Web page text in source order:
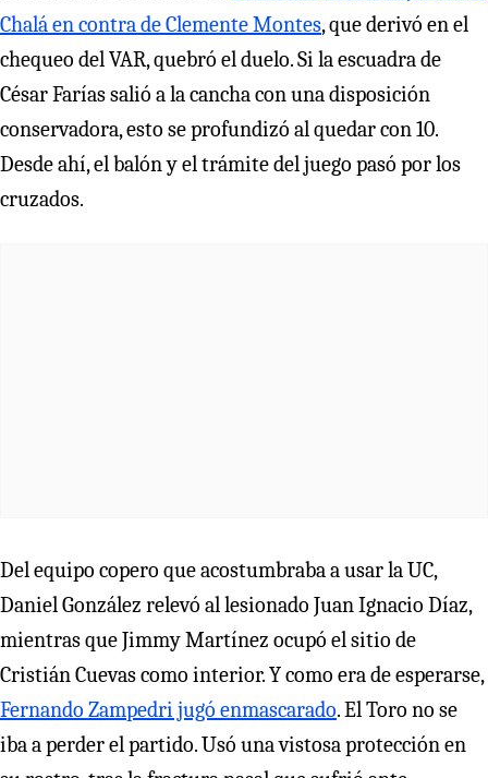
Chalá en contra de Clemente Montes, que derivó en el
chequeo del VAR, quebró el duelo. Si la escuadra de
César Farías salió a la cancha con una disposición
conservadora, esto se profundizó al quedar con 10.
Desde ahí, el balón y el trámite del juego pasó por los
cruzados.
Del equipo copero que acostumbraba a usar la UC,
Daniel González relevó al lesionado Juan Ignacio Díaz,
mientras que Jimmy Martínez ocupó el sitio de
Cristián Cuevas como interior. Y como era de esperarse,
Fernando Zampedri jugó enmascarado. El Toro no se
iba a perder el partido. Usó una vistosa protección en